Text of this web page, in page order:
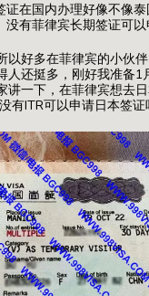
证在国内办理好像不像
没有菲律宾长期签证可
以好多在菲律宾的小伙
人还挺多，刚好我准备1
讲一下，在菲律宾想去
有ITR可以申请日本签证